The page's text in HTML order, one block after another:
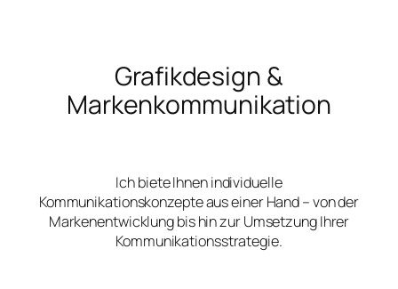
Grafikdesign &
Markenkommunikation
Ich biete Ihnen individuelle
Kommunikationskonzepte aus einer Hand – von der
Markenentwicklung bis hin zur Umsetzung Ihrer
Kommunikationsstrategie.